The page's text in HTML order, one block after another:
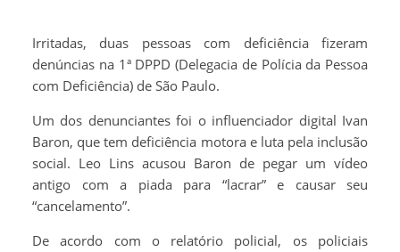
Irritadas, duas pessoas com deficiência fizeram
denúncias na 1ª DPPD (Delegacia de Polícia da Pessoa
com Deficiência) de São Paulo.
Um dos denunciantes foi o influenciador digital Ivan
Baron, que tem deficiência motora e luta pela inclusão
social. Leo Lins acusou Baron de pegar um vídeo
antigo com a piada para “lacrar” e causar seu
“cancelamento”.
De acordo com o relatório policial, os policiais